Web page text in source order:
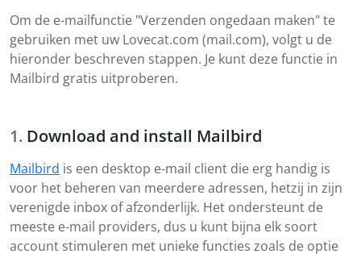
Om de e-mailfunctie "Verzenden ongedaan maken" te
gebruiken met uw Lovecat.com (mail.com), volgt u de
hieronder beschreven stappen. Je kunt deze functie in
Mailbird gratis uitproberen.
Download and install Mailbird
Mailbird is een desktop e-mail client die erg handig is
voor het beheren van meerdere adressen, hetzij in zijn
verenigde inbox of afzonderlijk. Het ondersteunt de
meeste e-mail providers, dus u kunt bijna elk soort
account stimuleren met unieke functies zoals de optie